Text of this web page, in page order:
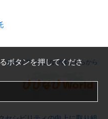
他エリアのびびなびはこちらから
ボタンを押してくださ